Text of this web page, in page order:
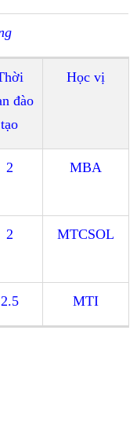
đào
tạo
Học vị
2 MBA
2 MTCSOL
2.5 MTI